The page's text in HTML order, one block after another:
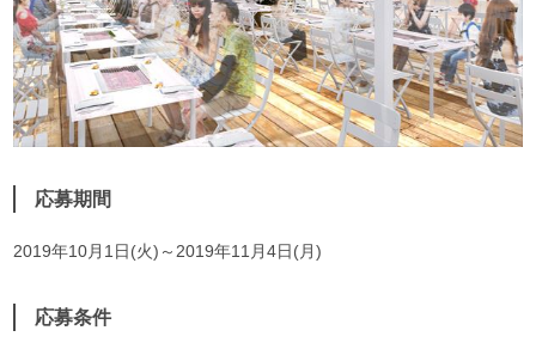
応募期間
2019年10月1日(火)～2019年11月4日(月)
応募条件